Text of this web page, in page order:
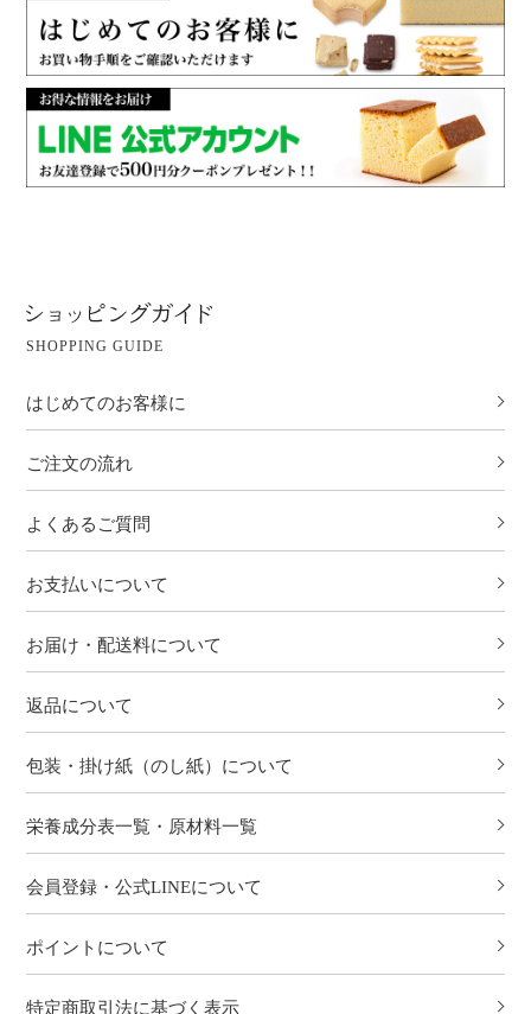
SHOPPING GUIDE
はじめてのお客様に
ご注文の流れ
よくあるご質問
お支払いについて
お届け・配送料について
返品について
包装・掛け紙（のし紙）について
栄養成分表一覧・原材料一覧
会員登録・公式LINEについて
ポイントについて
特定商取引法に基づく表示